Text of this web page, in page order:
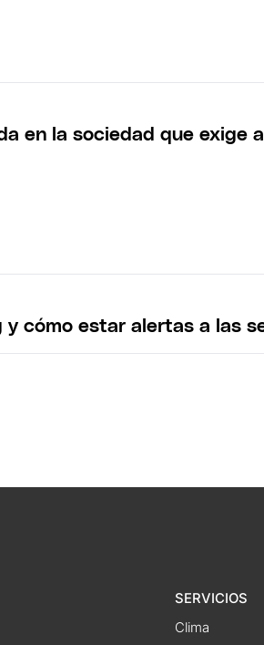
en la sociedad que exige
y cómo estar alertas a las
SERVICIOS
Clima